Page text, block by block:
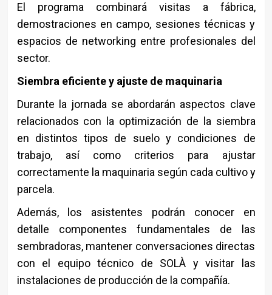
El programa combinará visitas a fábrica,
demostraciones en campo, sesiones técnicas y
espacios de networking entre profesionales del
sector.
Siembra eficiente y ajuste de maquinaria
Durante la jornada se abordarán aspectos clave
relacionados con la optimización de la siembra
en distintos tipos de suelo y condiciones de
trabajo, así como criterios para ajustar
correctamente la maquinaria según cada cultivo y
parcela.
Además, los asistentes podrán conocer en
detalle componentes fundamentales de las
sembradoras, mantener conversaciones directas
con el equipo técnico de SOLÀ y visitar las
instalaciones de producción de la compañía.